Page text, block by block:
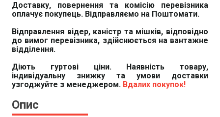
Доставку, повернення та комісію перевізника
оплачує покупець. Відправляємо на Поштомати.
Відправлення відер, каністр та мішків, відповідно
до вимог перевізника, здійснюється на вантажне
відділення.
Діють гуртові ціни. Наявність товару,
індивідуальну знижку та умови доставки
узгоджуйте з менеджером. Вдалих покупок!
Опис